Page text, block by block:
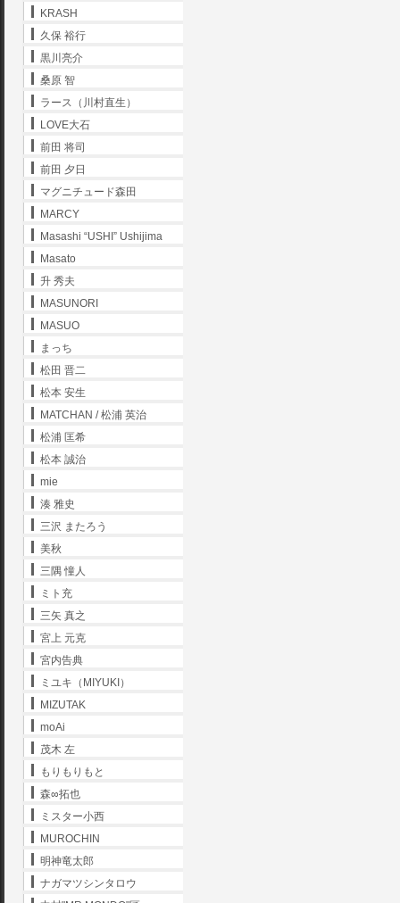
KRASH
久保 裕行
黒川亮介
桑原 智
ラース（川村直生）
LOVE大石
前田 将司
前田 夕日
マグニチュード森田
MARCY
Masashi “USHI” Ushijima
Masato
升 秀夫
MASUNORI
MASUO
まっち
松田 晋二
松本 安生
MATCHAN / 松浦 英治
松浦 匡希
松本 誠治
mie
湊 雅史
三沢 またろう
美秋
三隅 憧人
ミト充
三矢 真之
宮上 元克
宮内告典
ミユキ（MIYUKI）
MIZUTAK
moAi
茂木 左
もりもりもと
森∞拓也
ミスター小西
MUROCHIN
明神竜太郎
ナガマツシンタロウ